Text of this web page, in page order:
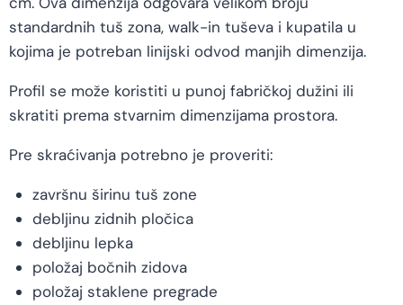
standardnih tuš zona, walk-in tuševa i kupatila u
kojima je potreban linijski odvod manjih dimenzija.
Profil se može koristiti u punoj fabričkoj dužini ili
skratiti prema stvarnim dimenzijama prostora.
Pre skraćivanja potrebno je proveriti:
završnu širinu tuš zone
debljinu zidnih pločica
debljinu lepka
položaj bočnih zidova
položaj staklene pregrade